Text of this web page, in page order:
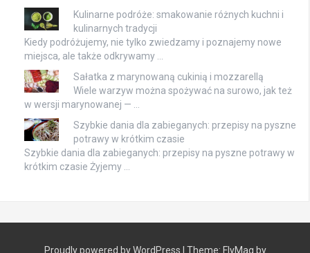
Kulinarne podróże: smakowanie różnych kuchni i
kulinarnych tradycji
Kiedy podróżujemy, nie tylko zwiedzamy i poznajemy nowe
miejsca, ale także odkrywamy …
Sałatka z marynowaną cukinią i mozzarellą
Wiele warzyw można spożywać na surowo, jak też
w wersji marynowanej — …
Szybkie dania dla zabieganych: przepisy na pyszne
potrawy w krótkim czasie
Szybkie dania dla zabieganych: przepisy na pyszne potrawy w
krótkim czasie Żyjemy …
Proudly powered by WordPress Theme: FlyMag by